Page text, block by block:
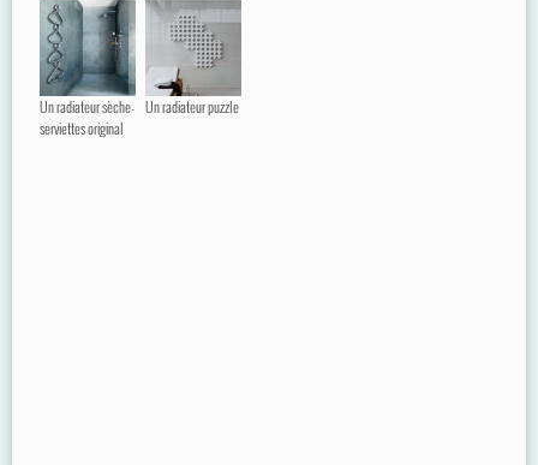
Un radiateur sèche-
serviettes original
Un radiateur puzzle